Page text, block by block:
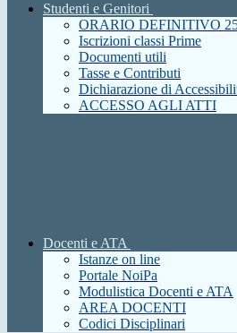
Studenti e Genitori
ORARIO DEFINITIVO
Iscrizioni classi Prime
Documenti utili
Tasse e Contributi
Dichiarazione di
ACCESSO AGLI ATTI
Docenti e ATA
Istanze on line
Portale NoiPa
Modulistica Docenti e ATA
AREA DOCENTI
Codici Disciplinari